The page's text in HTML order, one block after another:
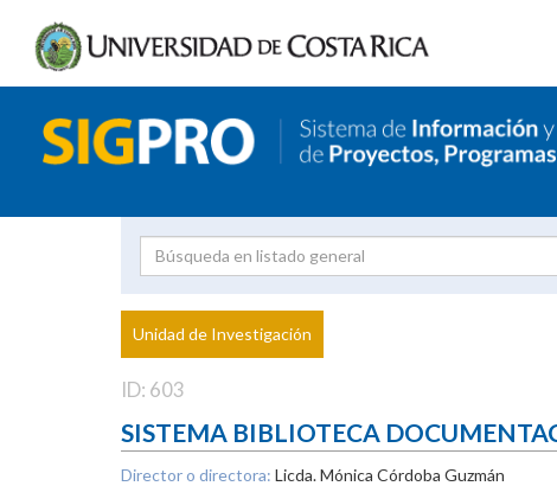
Proyecto
Investigador
Unidad de Investigación
ID: 603
SISTEMA BIBLIOTECA
Director o directora: Licda. Mónica Córdoba Guzmán